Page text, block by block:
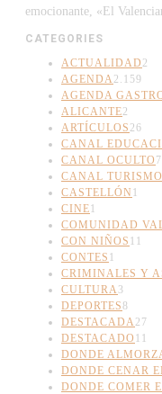
emocionante, «El
CATEGORIES
ACTUALIDAD 2
AGENDA 2.159
AGENDA
ALICANTE2
ARTÍCULOS 26
CANAL
CANAL OCULTO
CANAL TURISMO
CASTELLÓN 1
CINE1
COMUNIDAD
CON NIÑOS 11
CONTES 1
CRIMINALES Y
CULTURA 3
DEPORTES8
DESTACADA 27
DESTACADO 11
DONDE
DONDE CENAR
DONDE COMER